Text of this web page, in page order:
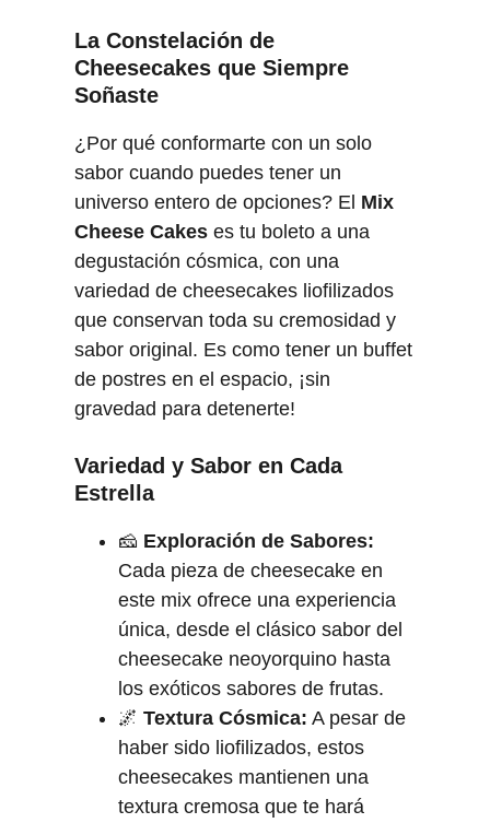
t
i
d
La Constelación de
Cheesecakes que Siempre
Soñaste
¿Por qué conformarte con un solo
sabor cuando puedes tener un
universo entero de opciones? El Mix
Cheese Cakes es tu boleto a una
degustación cósmica, con una
variedad de cheesecakes liofilizados
que conservan toda su cremosidad y
sabor original. Es como tener un buffet
de postres en el espacio, ¡sin
gravedad para detenerte!
Variedad y Sabor en Cada
Estrella
🧀 Exploración de Sabores:
Cada pieza de cheesecake en
este mix ofrece una experiencia
única, desde el clásico sabor del
cheesecake neoyorquino hasta
los exóticos sabores de frutas.
🌌 Textura Cósmica: A pesar de
haber sido liofilizados, estos
cheesecakes mantienen una
textura cremosa que te hará